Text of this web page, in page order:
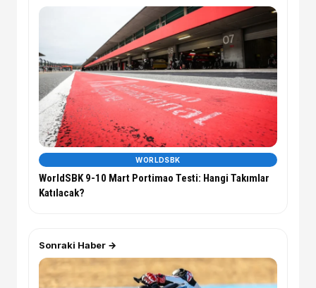
WORLDSBK
WorldSBK 9-10 Mart Portimao Testi: Hangi Takımlar
Katılacak?
Sonraki Haber →